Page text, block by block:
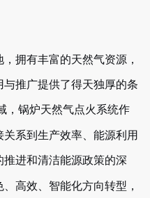
拥有丰富的天然气资源，
推广提供了得天独厚的条
，锅炉天然气点火系统作
系到生产效率、能源利用
推进和清洁能源政策的深
高效、智能化方向转型，